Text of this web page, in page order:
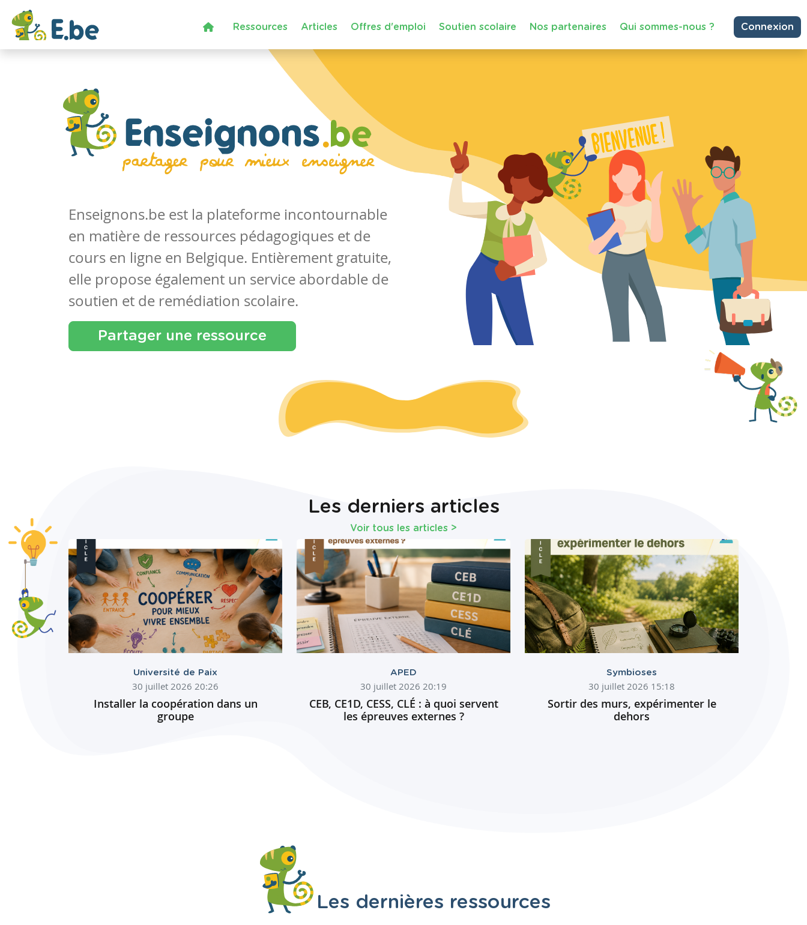
Ressources Articles Offres d'emploi Soutien scolaire Nos partenaires Qui sommes-nous ? Connexion
Enseignons.be est la plateforme incontournable
en matière de ressources pédagogiques et de
cours en ligne en Belgique. Entièrement gratuite,
elle propose également un service abordable de
soutien et de remédiation scolaire.
Partager une ressource
Les derniers articles
Voir tous les articles >
Université de Paix
30 juillet 2026 20:26
Installer la coopération dans un
groupe
APED
30 juillet 2026 20:19
CEB, CE1D, CESS, CLÉ : à quoi servent
les épreuves externes ?
Symbioses
30 juillet 2026 15:18
Sortir des murs, expérimenter le
dehors
Les dernières ressources